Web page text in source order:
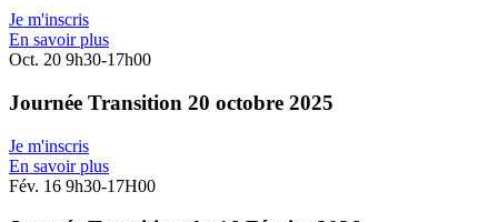
Je m'inscris
En savoir plus
Oct. 20 9h30-17h00
Journée Transition 20 octobre 2025
Je m'inscris
En savoir plus
Fév. 16 9h30-17H00